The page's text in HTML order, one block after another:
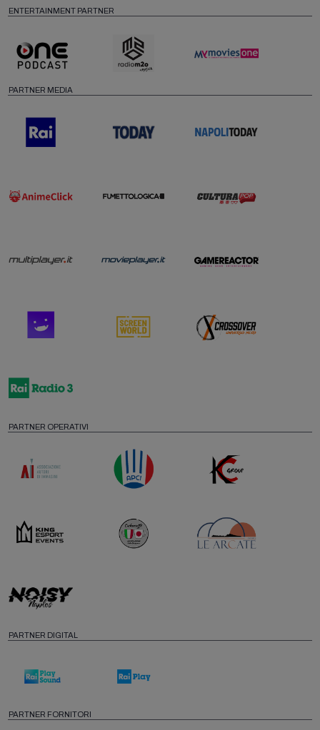
ENTERTAINMENT PARTNER
PARTNER MEDIA
PARTNER OPERATIVI
PARTNER DIGITAL
PARTNER FORNITORI